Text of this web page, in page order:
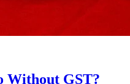
Without GST?